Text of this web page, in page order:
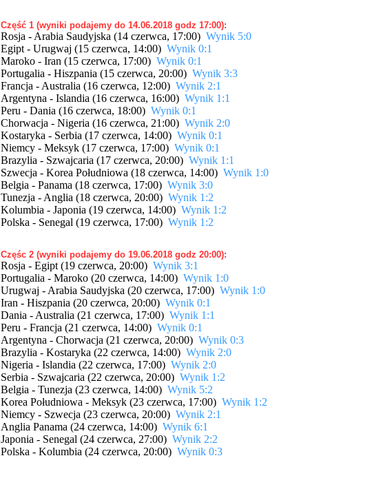
Część 1 (wyniki podajemy do 14.06.2018 godz 17:00):
Rosja - Arabia Saudyjska (14 czerwca, 17:00)Wynik 5:0
Egipt - Urugwaj (15 czerwca, 14:00)Wynik 0:1
Maroko - Iran (15 czerwca, 17:00)Wynik 0:1
Portugalia - Hiszpania (15 czerwca, 20:00)Wynik 3:3
Francja - Australia (16 czerwca, 12:00)Wynik 2:1
Argentyna - Islandia (16 czerwca, 16:00)Wynik 1:1
Peru - Dania (16 czerwca, 18:00)Wynik 0:1
Chorwacja - Nigeria (16 czerwca, 21:00)Wynik 2:0
Kostaryka - Serbia (17 czerwca, 14:00)Wynik 0:1
Niemcy - Meksyk (17 czerwca, 17:00)Wynik 0:1
Brazylia - Szwajcaria (17 czerwca, 20:00)Wynik 1:1
Szwecja - Korea Południowa (18 czerwca, 14:00)Wynik 1:0
Belgia - Panama (18 czerwca, 17:00)Wynik 3:0
Tunezja - Anglia (18 czerwca, 20:00)Wynik 1:2
Kolumbia - Japonia (19 czerwca, 14:00)Wynik 1:2
Polska - Senegal (19 czerwca, 17:00)Wynik 1:2
Częśc 2 (wyniki podajemy do 19.06.2018 godz 20:00):
Rosja - Egipt (19 czerwca, 20:00)Wynik 3:1
Portugalia - Maroko (20 czerwca, 14:00)Wynik 1:0
Urugwaj - Arabia Saudyjska (20 czerwca, 17:00)Wynik 1:0
Iran - Hiszpania (20 czerwca, 20:00)Wynik 0:1
Dania - Australia (21 czerwca, 17:00)Wynik 1:1
Peru - Francja (21 czerwca, 14:00)Wynik 0:1
Argentyna - Chorwacja (21 czerwca, 20:00)Wynik 0:3
Brazylia - Kostaryka (22 czerwca, 14:00)Wynik 2:0
Nigeria - Islandia (22 czerwca, 17:00)Wynik 2:0
Serbia - Szwajcaria (22 czerwca, 20:00)Wynik 1:2
Belgia - Tunezja (23 czerwca, 14:00)Wynik 5:2
Korea Południowa - Meksyk (23 czerwca, 17:00)Wynik 1:2
Niemcy - Szwecja (23 czerwca, 20:00)Wynik 2:1
Anglia Panama (24 czerwca, 14:00)Wynik 6:1
Japonia - Senegal (24 czerwca, 27:00)Wynik 2:2
Polska - Kolumbia (24 czerwca, 20:00)Wynik 0:3